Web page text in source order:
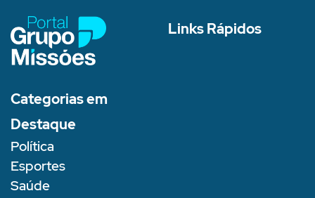
Links Rápidos
Categorias em
Destaque
Política
Esportes
Saúde